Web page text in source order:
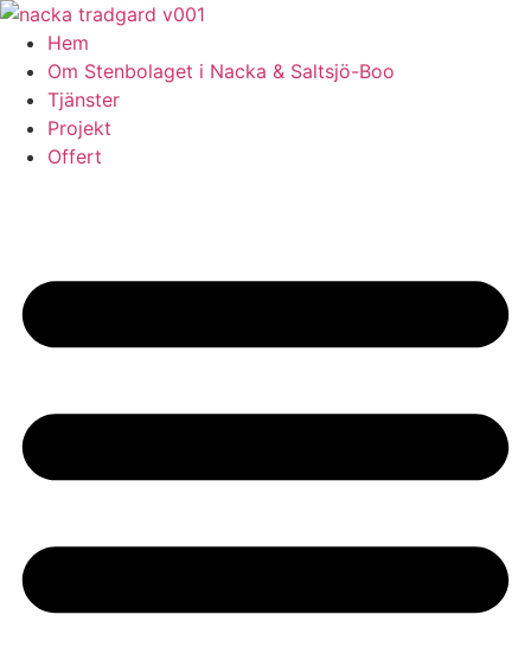
Skip
content
Hem
Om Stenbolaget i Nacka & Saltsjö-Boo
Tjänster
Projekt
Offert